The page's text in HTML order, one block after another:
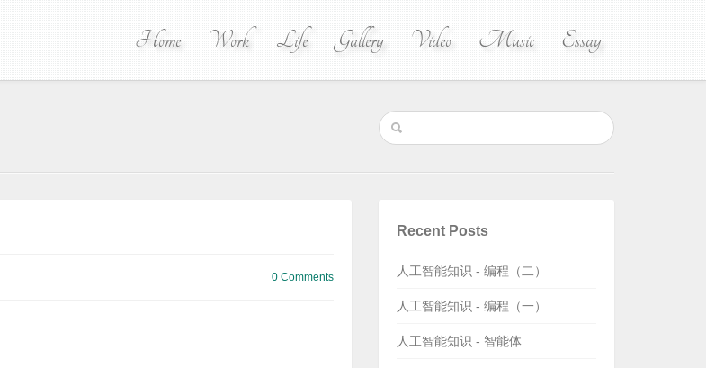
Home Work Life Gallery Video Music Essay
0 Comments
Recent Posts
人工智能知识 - 编程（二）
人工智能知识 - 编程（一）
人工智能知识 - 智能体